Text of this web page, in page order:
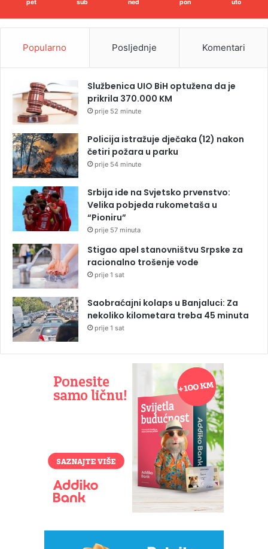
pet sub ned pon uto
Popularno Posljednje Komentari
Službenica UIO BiH optužena da je
prikrila 370.000 KM
prije 52 minute
Policija istražuje dječaka (12) nakon
četiri požara u parku
prije 54 minute
Srbija ide na Svjetsko prvenstvo:
Velika pobjeda rukometaša u
“Pioniru”
prije 57 minuta
Stigao apel stanovništvu Srpske za
racionalno trošenje vode
prije 1 sat
Saobraćajni kolaps u Banjaluci: Za
nekoliko kilometara treba 45 minuta
prije 1 sat